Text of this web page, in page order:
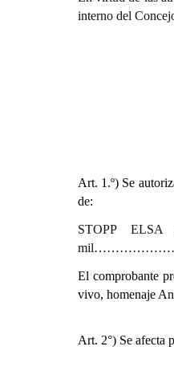
interno del
Art. 1.º) Se
de:
STOPP
El comprobante
vivo, homenaje
Art. 2°) Se afecta